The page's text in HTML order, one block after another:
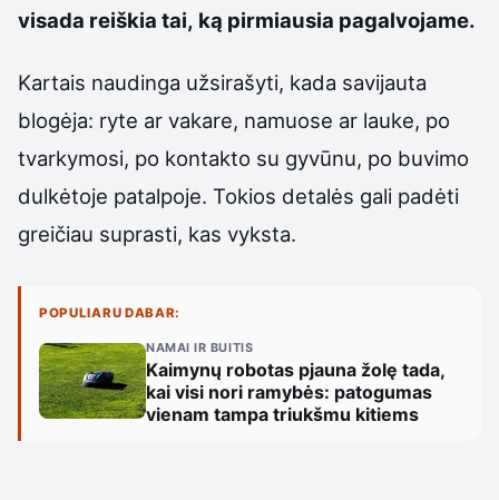
visada reiškia tai, ką pirmiausia pagalvojame.
Kartais naudinga užsirašyti, kada savijauta
blogėja: ryte ar vakare, namuose ar lauke, po
tvarkymosi, po kontakto su gyvūnu, po buvimo
dulkėtoje patalpoje. Tokios detalės gali padėti
greičiau suprasti, kas vyksta.
POPULIARU DABAR:
NAMAI IR BUITIS
Kaimynų robotas pjauna žolę tada,
kai visi nori ramybės: patogumas
vienam tampa triukšmu kitiems